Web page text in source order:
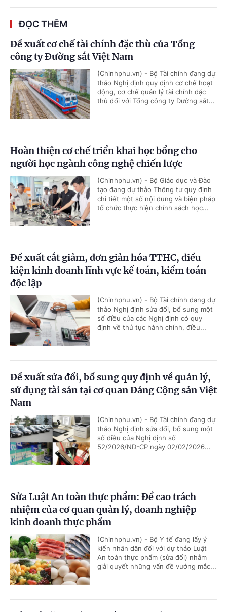
ĐỌC THÊM
Đề xuất cơ chế tài chính đặc thù của Tổng
công ty Đường sắt Việt Nam
(Chinhphu.vn) - Bộ Tài chính đang dự
thảo Nghị định quy định cơ chế hoạt
động, cơ chế quản lý tài chính đặc
thù đối với Tổng công ty Đường sắt...
Hoàn thiện cơ chế triển khai học bổng cho
người học ngành công nghệ chiến lược
(Chinhphu.vn) - Bộ Giáo dục và Đào
tạo đang dự thảo Thông tư quy định
chi tiết một số nội dung và biện pháp
tổ chức thực hiện chính sách học...
Đề xuất cắt giảm, đơn giản hóa TTHC, điều
kiện kinh doanh lĩnh vực kế toán, kiểm toán
độc lập
(Chinhphu.vn) - Bộ Tài chính đang dự
thảo Nghị định sửa đổi, bổ sung một
số điều của các Nghị định có quy
định về thủ tục hành chính, điều...
Đề xuất sửa đổi, bổ sung quy định về quản lý,
sử dụng tài sản tại cơ quan Đảng Cộng sản Việt
Nam
(Chinhphu.vn) - Bộ Tài chính đang dự
thảo Nghị định sửa đổi, bổ sung một
số điều của Nghị định số
52/2026/NĐ-CP ngày 02/02/2026...
Sửa Luật An toàn thực phẩm: Đề cao trách
nhiệm của cơ quan quản lý, doanh nghiệp
kinh doanh thực phẩm
(Chinhphu.vn) - Bộ Y tế đang lấy ý
kiến nhân dân đối với dự thảo Luật
An toàn thực phẩm (sửa đổi) nhằm
giải quyết những vấn đề vướng mắc...